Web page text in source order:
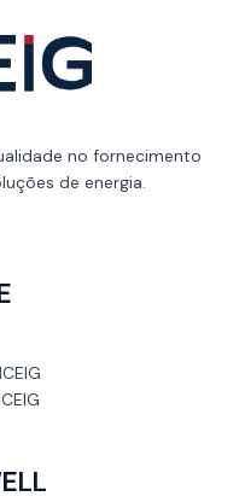
no fornecimento
de energia.